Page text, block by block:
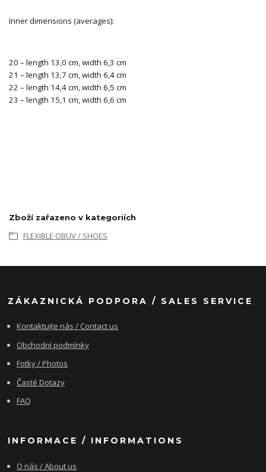
Inner dimensions (averages):
20 – length 13,0 cm, width 6,3 cm
21 – length 13,7 cm, width 6,4 cm
22 – length 14,4 cm, width 6,5 cm
23 – length 15,1 cm, width 6,6 cm
Zboží zařazeno v kategoriích
FLEXIBLE OBUV / SHOES
ZÁKAZNICKÁ PODPORA / SALES SERVICE
Kontaktujte nás / Contact us
Obchodní podmínky
Fotky / Photos
Časté Dotazy
FAQ
INFORMACE / INFORMATIONS
O nás / About us